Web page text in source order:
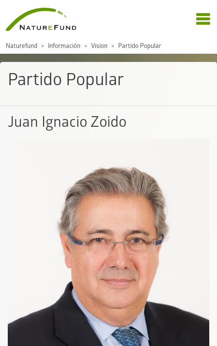
Naturefund Información Vision Partido Popular
Partido Popular
Juan Ignacio Zoido